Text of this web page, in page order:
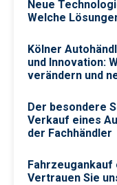
Neue
Welche
Kölner
und Innovation:
verändern und
Der besondere
Verkauf eines
der Fachhändler
Fahrzeugankauf
Vertrauen Sie